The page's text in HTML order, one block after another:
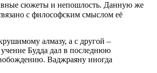
сюжеты и непошлость. Данную же
с философским смыслом её
алмазу, а с другой –
Будда дал в последнюю
Ваджраяну иногда